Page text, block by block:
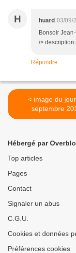
H huard 03/09/
Bonsoir
/> description
Répondre
< image du jour 03
septembre
Hébergé par
Top articles
Pages
Contact
Signaler un abus
C.G.U.
Cookies et données
Préférences cookies